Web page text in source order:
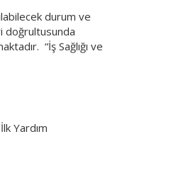
durum ve
doğrultusunda
“İş Sağlığı ve
Yardım